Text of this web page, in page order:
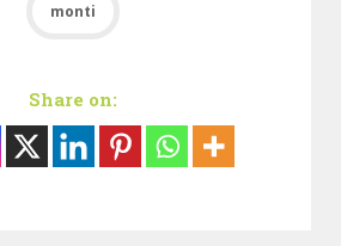
monti
Share on: